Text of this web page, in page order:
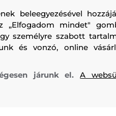
Elérhető méretek:
38, 40, 42, 44
beleegyezésével
„Elfogadom mindet"
személyre szabott
és vonzó, online
járunk el.A